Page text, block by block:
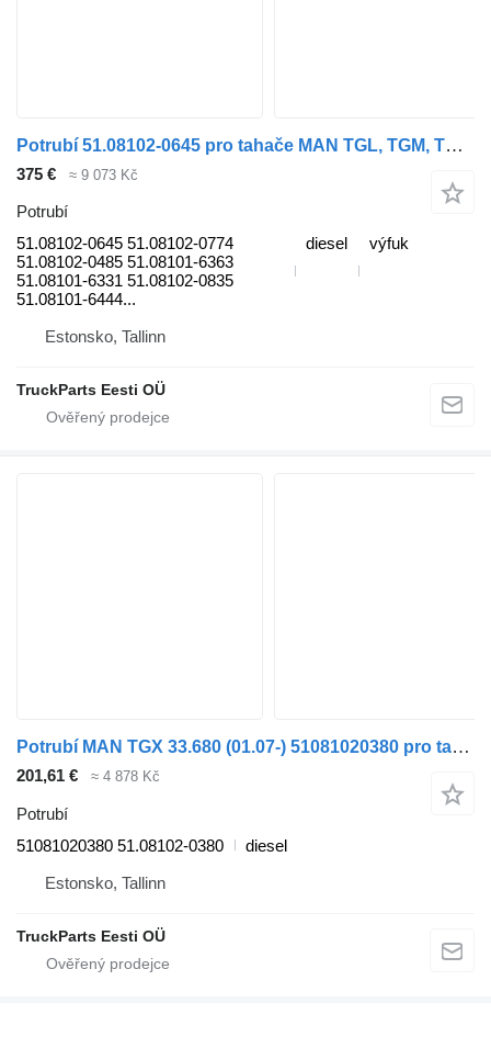
Potrubí 51.08102-0645 pro tahače MAN TGL, TGM, TGS, TGX (2005-2021)
375 € ≈ 9 073 Kč
Potrubí
51.08102-0645 51.08102-0774
51.08102-0485 51.08101-6363
51.08101-6331 51.08102-0835
51.08101-6444...
diesel výfuk
Estonsko, Tallinn
TruckParts Eesti OÜ
Potrubí MAN TGX 33.680 (01.07-) 51081020380 pro tahače MAN TGL, TGM, TGS, TGX (2005-2021)
201,61 € ≈ 4 878 Kč
Potrubí
51081020380 51.08102-0380
diesel
Estonsko, Tallinn
TruckParts Eesti OÜ